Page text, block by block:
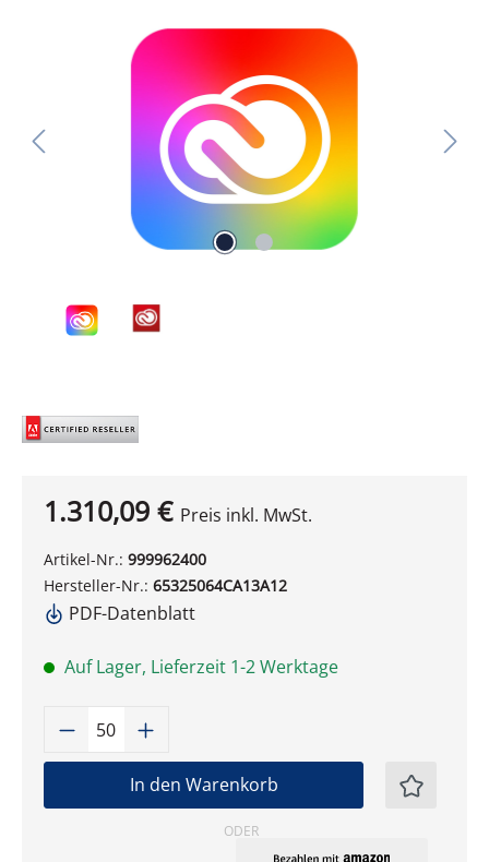
Bildergalerie überspringen
1.310,09 € Preis inkl. MwSt.
Artikel-Nr.: 999962400
Hersteller-Nr.: 65325064CA13A12
PDF-Datenblatt
Auf Lager, Lieferzeit 1-2 Werktage
Produkt Anzahl: Gib den
In den Warenkorb
ODER